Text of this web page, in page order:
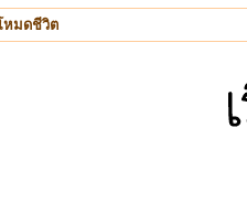
หมดชีวิต